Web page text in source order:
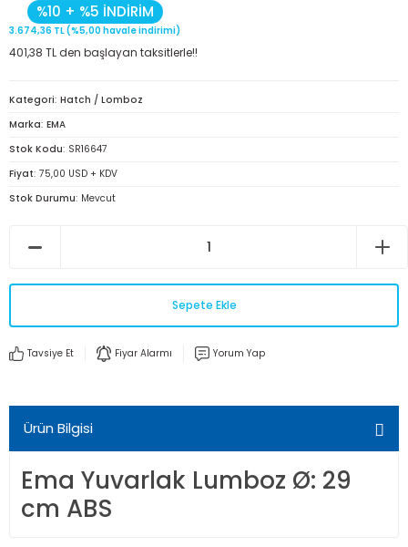
%10 + %5 İNDİRİM
3.674,36 TL (%5,00 havale indirimi)
401,38 TL den başlayan taksitlerle!!
Kategori Hatch / Lomboz
Marka EMA
Stok Kodu SR16647
Fiyat 75,00 USD + KDV
Stok Durumu Mevcut
Sepete Ekle
Tavsiye Et Fiyar Alarmı Yorum Yap
Ürün Bilgisi
Ema Yuvarlak Lumboz Ø: 29
cm ABS